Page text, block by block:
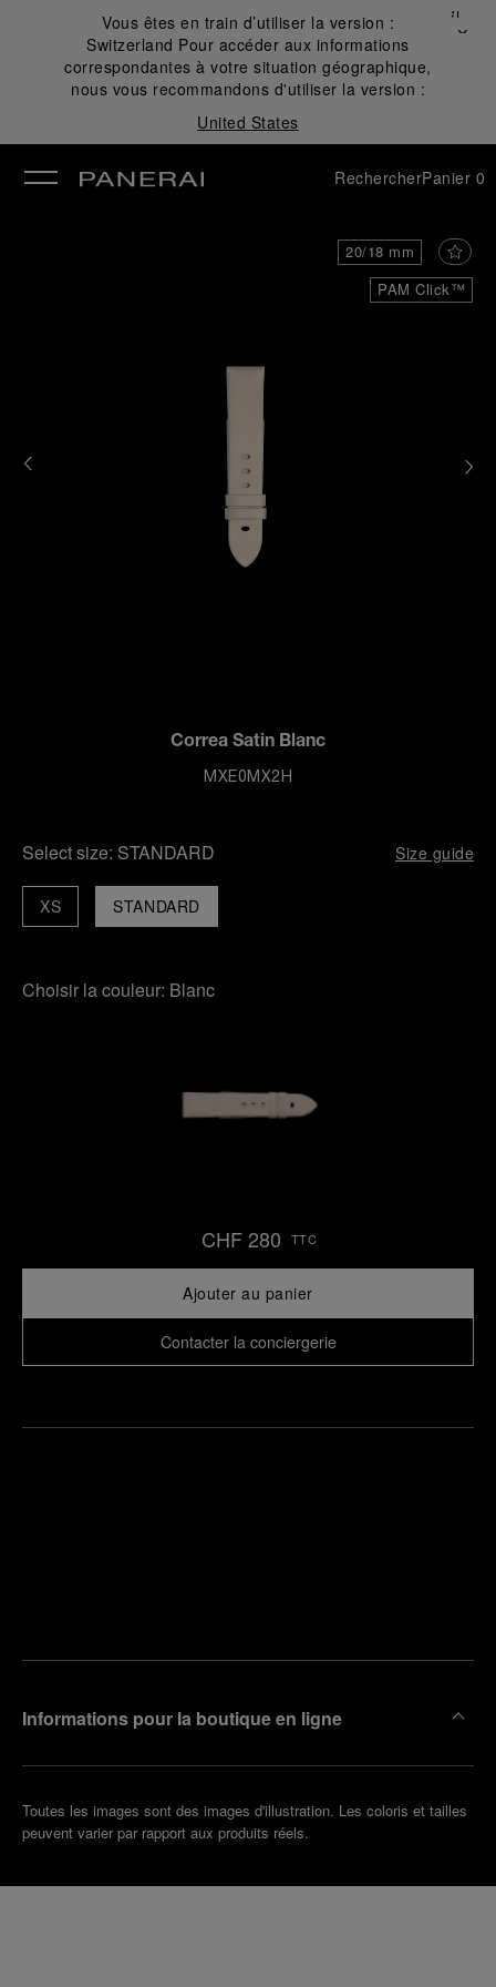
Vous êtes en train d’utiliser la version :
Switzerland Pour accéder aux informations
correspondantes à votre situation géographique,
nous vous recommandons d'utiliser la version :
United States
Fermer
✕
RechercherPanier 0
PAM Click™
20/18 mm
Correa Satin Blanc
MXE0MX2H
Select size: STANDARD Size guide
STANDARD
XS
Choisir la couleur: Blanc
CHF 280 TTC
Ajouter au panier
Contacter la conciergerie
Informations pour la boutique en ligne
Toutes les images sont des images d'illustration. Les coloris et tailles
peuvent varier par rapport aux produits réels.